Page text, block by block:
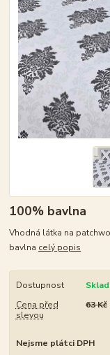
100% bavlna
Vhodná látka na
bavlna celý popis
Dostupnost
Cena před
slevou
63 Kč
Nejsme plátci DPH